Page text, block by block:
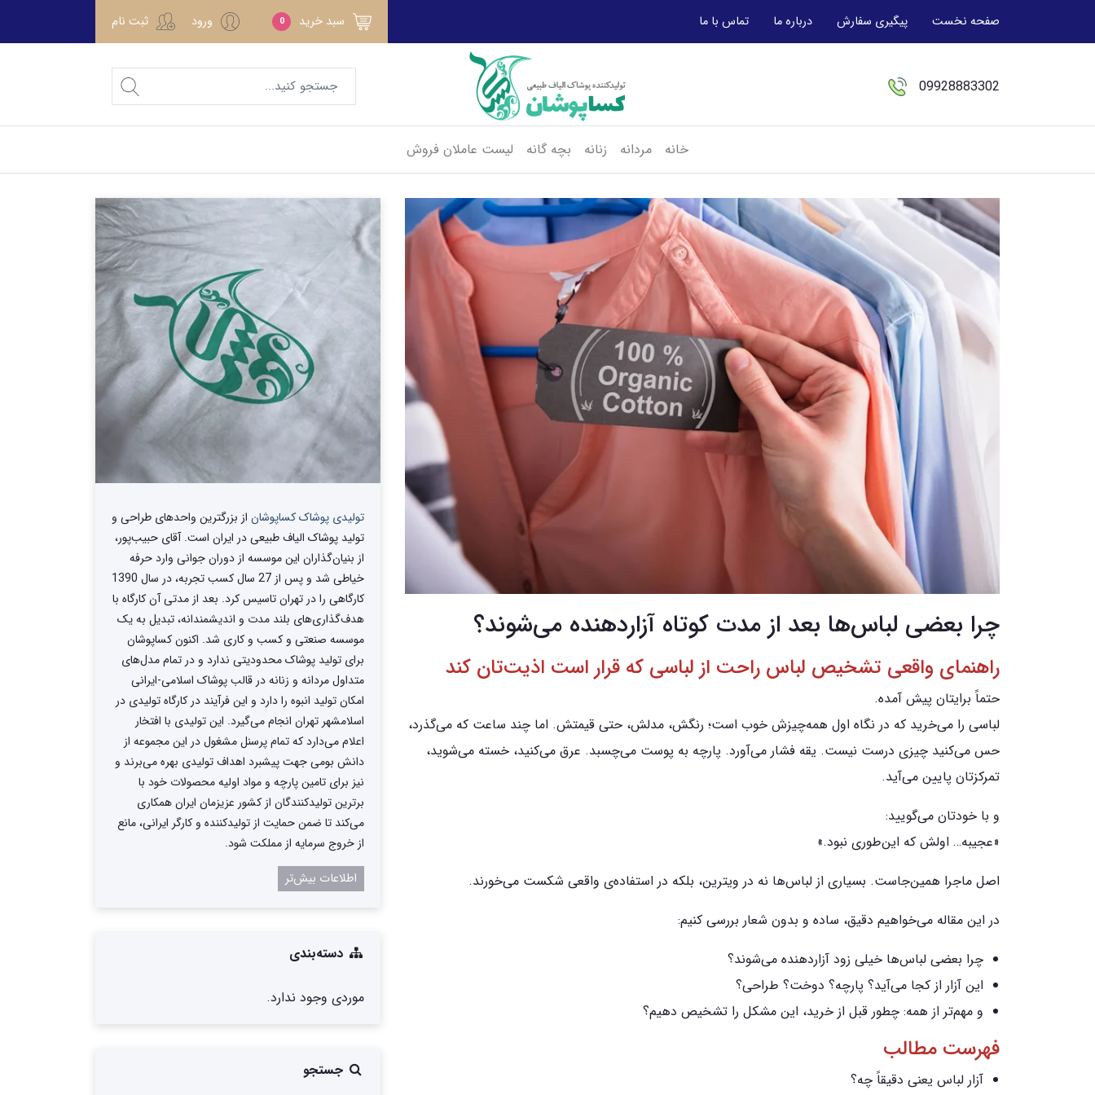
صفحه نخست پیگیری سفارش درباره ما تماس با ما سبد خرید 0 ورود ثبت نام
09928883302
خانه مردانه زنانه بچه گانه لیست عاملان فروش
چرا بعضی لباس‌ها بعد از مدت کوتاه آزاردهنده می‌شوند؟
راهنمای واقعی تشخیص لباس راحت از لباسی که قرار است اذیت‌تان کند
حتماً برایتان پیش آمده.
لباسی را می‌خرید که در نگاه اول همه‌چیزش خوب است؛ رنگش، مدلش، حتی قیمتش. اما چند ساعت که می‌گذرد،
حس می‌کنید چیزی درست نیست. یقه فشار می‌آورد. پارچه به پوست می‌چسبد. عرق می‌کنید، خسته می‌شوید،
تمرکزتان پایین می‌آید.
و با خودتان می‌گویید:
«عجیبه… اولش که این‌طوری نبود.»
اصل ماجرا همین‌جاست. بسیاری از لباس‌ها نه در ویترین، بلکه در استفاده‌ی واقعی شکست می‌خورند.
در این مقاله می‌خواهیم دقیق، ساده و بدون شعار بررسی کنیم:
چرا بعضی لباس‌ها خیلی زود آزاردهنده می‌شوند؟
این آزار از کجا می‌آید؟ پارچه؟ دوخت؟ طراحی؟
و مهم‌تر از همه: چطور قبل از خرید، این مشکل را تشخیص دهیم؟
فهرست مطالب
آزار لباس یعنی دقیقاً چه؟
تولیدی پوشاک کساپوشان از بزرگترین واحد‌های طراحی و
تولید‌ پوشاک الیاف طبیعی در ایران است. آقای حبیب‌پور،
از بنیان‌گذاران این موسسه از دوران جوانی وارد حرفه
خیاطی شد و پس از 27 سال کسب تجربه، در سال 1390
کارگاهی را در تهران تاسیس کرد. بعد از مدتی آن کارگاه با
هدف‌گذاری‌های بلند مدت و اندیشمندانه، تبدیل به یک
موسسه صنعتی و کسب و کاری شد. اکنون کساپوشان
برای تولید پوشاک محدودیتی ندارد و در تمام مدل‌های
متداول مردانه و زنانه در قالب پوشاک اسلامی-ایرانی
امکان تولید انبوه را دارد و این فرآیند در کارگاه تولیدی در
اسلامشهر تهران انجام می‌گیرد. این تولیدی با افتخار
اعلام می‌دارد که تمام پرسنل مشغول در این مجموعه از
دانش بومی جهت پیشبرد اهداف تولیدی بهره می‌برند و
نیز برای تامین پارچه و مواد اولیه محصولات خود با
برترین تولیدکنندگان از کشور عزیزمان ایران همکاری
می‌کند تا ضمن حمایت از تولیدکننده و کارگر ایرانی، مانع
از خروج سرمایه از مملکت شود.
اطلاعات بیش‌تر
دسته‌بندی
موردی وجود ندارد.
جستجو